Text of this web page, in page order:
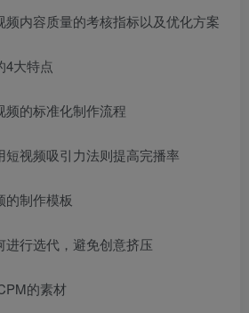
频内容质量的考核指标以及优化方案
4大特点
频的标准化制作流程
短视频吸引力法则提高完播率
的制作模板
进行选代，避免创意挤压
的素材